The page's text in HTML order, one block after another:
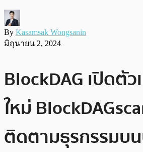
By Kasamsak Wongsanin
มิถุนายน 2, 2024
BlockDAG เปิดตัว
ใหม่
ติดตามธุรกรรมบ